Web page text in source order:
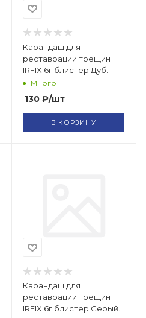
Карандаш для
реставрации трещин
IRFIX 6г блистер Дуб
20113Много
130₽/шт
В КОРЗИНУ
Карандаш для
реставрации трещин
IRFIX 6г блистер Серый